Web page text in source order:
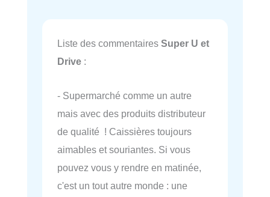
Liste des commentaires Super U et
Drive :
- Supermarché comme un autre
mais avec des produits distributeur
de qualité ! Caissières toujours
aimables et souriantes. Si vous
pouvez vous y rendre en matinée,
c'est un tout autre monde : une